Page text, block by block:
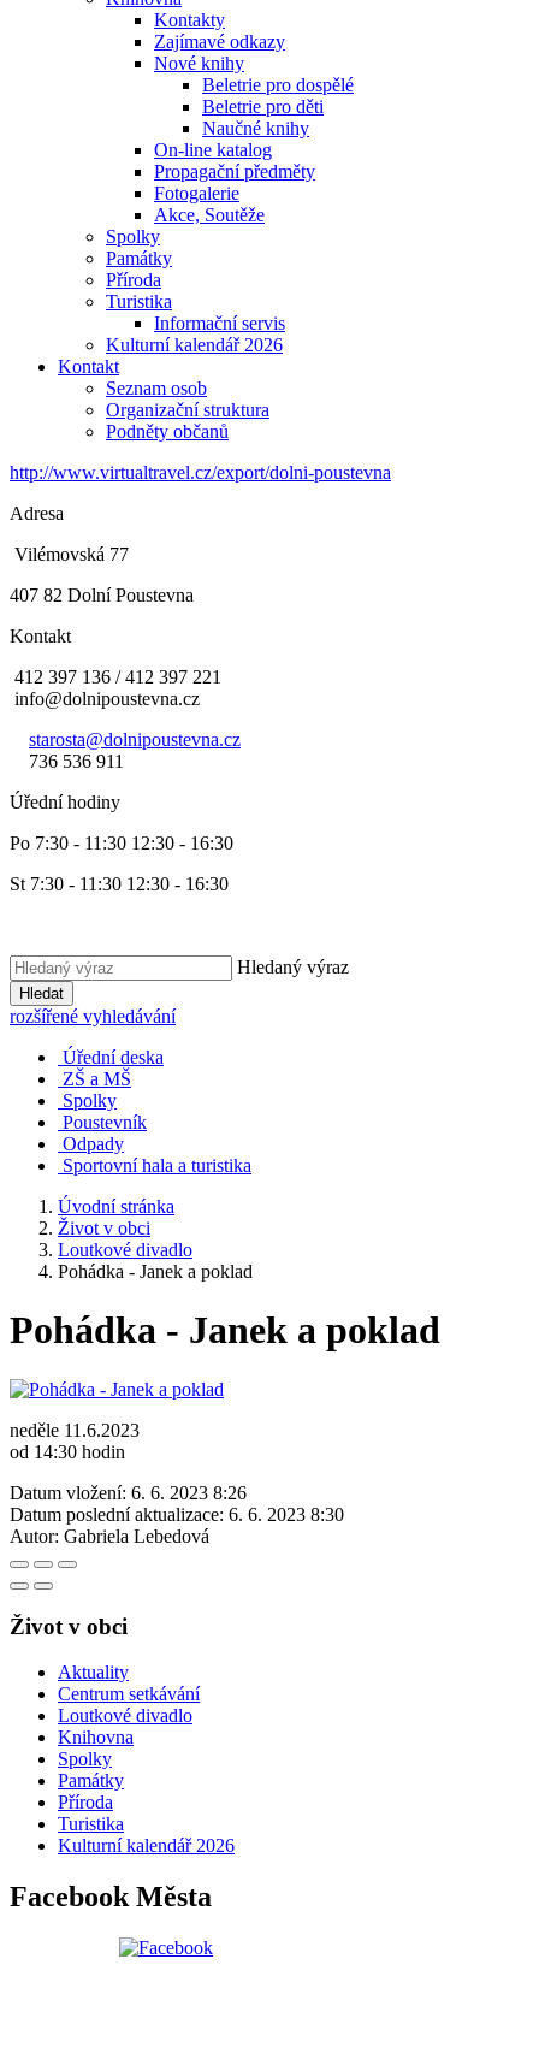
Kontakty
Zajímavé odkazy
Nové knihy
Beletrie pro dospělé
Beletrie pro děti
Naučné knihy
On-line katalog
Propagační předměty
Fotogalerie
Akce, Soutěže
Spolky
Památky
Příroda
Turistika
Informační servis
Kulturní kalendář 2026
Kontakt
Seznam osob
Organizační struktura
Podněty občanů
http://www.virtualtravel.cz/export/dolni-poustevna
Adresa
Vilémovská 77
407 82 Dolní Poustevna
Kontakt
412 397 136 / 412 397 221
info@dolnipoustevna.cz
starosta@dolnipoustevna.cz
736 536 911
Úřední hodiny
Po 7:30 - 11:30 12:30 - 16:30
St 7:30 - 11:30 12:30 - 16:30
Hledaný výraz
Hledat
rozšířené vyhledávání
Úřední deska
ZŠ a MŠ
Spolky
Poustevník
Odpady
Sportovní hala a turistika
Úvodní stránka
Život v obci
Loutkové divadlo
Pohádka - Janek a poklad
Pohádka - Janek a poklad
neděle 11.6.2023
od 14:30 hodin
Datum vložení: 6. 6. 2023 8:26
Datum poslední aktualizace: 6. 6. 2023 8:30
Autor: Gabriela Lebedová
Život v obci
Aktuality
Centrum setkávání
Loutkové divadlo
Knihovna
Spolky
Památky
Příroda
Turistika
Kulturní kalendář 2026
Facebook Města